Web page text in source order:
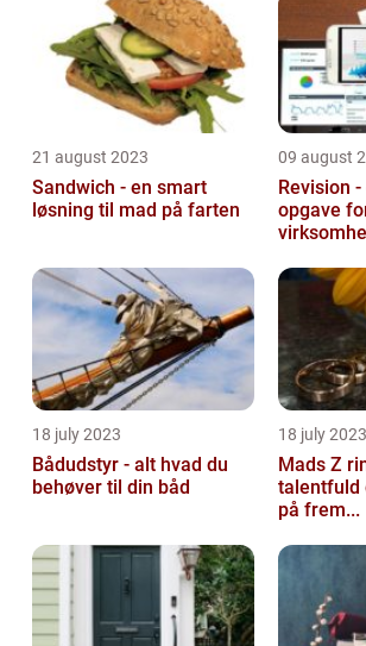
21 august 2023
Sandwich - en smart
løsning til mad på farten
09 august
Revision
opgave
18 july 2023
Bådudstyr - alt hvad du
behøver til din båd
18 july 2023
Mads Z
talentfuld
på frem...